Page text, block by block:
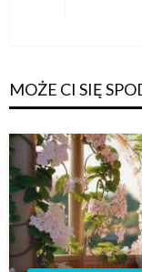
MOŻE CI SIĘ